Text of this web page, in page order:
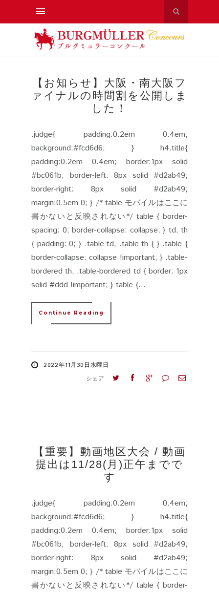
【お知らせ】大阪・南大阪フ
ァイナルの時間割を公開しま
した！
.judge{ padding:0.2em 0.4em;
background:#fcd6d6; } h4.title{
padding:0.2em 0.4em; border:1px solid
#bc061b; border-left: 8px solid #d2ab49;
border-right: 8px solid #d2ab49;
margin:0.5em 0; } /* table モバイルはここに
書かないと反映されない*/ table { border-
spacing: 0; border-collapse: collapse; } td, th
{ padding: 0; } .table td, .table th { } .table {
border-collapse: collapse !important; } .table-
bordered th, .table-bordered td { border: 1px
solid #ddd !important; } table {...
Continue Reading
2022年11月30日水曜日
シェア
【重要】動画地区大会 / 動画
提出は11/28(月)正午までで
す
.judge{ padding:0.2em 0.4em;
background:#fcd6d6; } h4.title{
padding:0.2em 0.4em; border:1px solid
#bc061b; border-left: 8px solid #d2ab49;
border-right: 8px solid #d2ab49;
margin:0.5em 0; } /* table モバイルはここに
書かないと反映されない*/ table { border-